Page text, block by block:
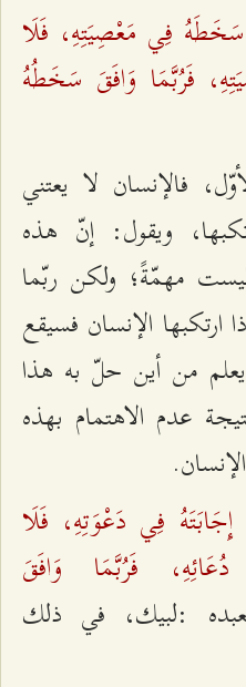
فِي مَعْصِيَتِهِ، فَلَا
فَرُبَّمَا وَافَقَ سَخَطُهُ
فالإنسان لا يعتني
ويقول: إنّ هذه
مهمّةً؛ ولكن ربّما
الإنسان فسيقع
من أين حلّ به هذا
عدم الاهتمام بهذه
فِي دَعْوَتِهِ، فَلَا
فَرُبَّمَا وَافَقَ
:لبيك، في ذلك